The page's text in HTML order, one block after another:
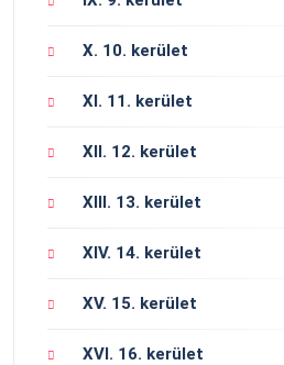
X. 10. kerület
XI. 11. kerület
XII. 12. kerület
XIII. 13. kerület
XIV. 14. kerület
XV. 15. kerület
XVI. 16. kerület